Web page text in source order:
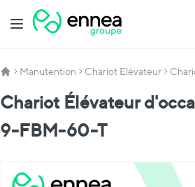
Allez au contenu
Basculer la navigation
Manutention Chariot Elévateur
Chariot Élévateur
9-FBM-60-T